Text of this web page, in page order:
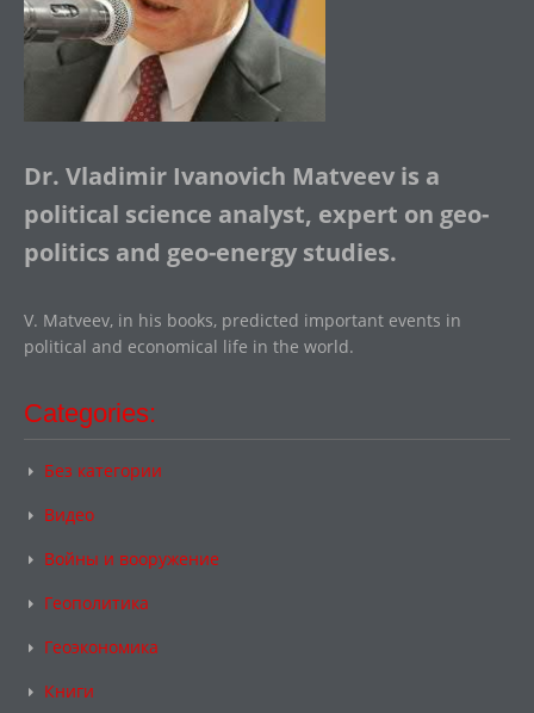
Dr. Vladimir Ivanovich Matveev is a
political science analyst, expert on geo-
politics and geo-energy studies.
V. Matveev, in his books, predicted important events in
political and economical life in the world.
Categories:
Без категории
Видео
Войны и вооружение
Геополитика
Геоэкономика
Книги